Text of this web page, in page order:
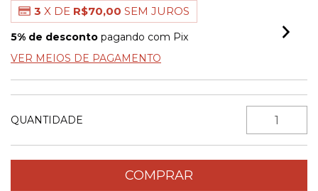
3 X DE R$70,00 SEM JUROS
5% de desconto pagando com Pix
VER MEIOS DE PAGAMENTO
QUANTIDADE